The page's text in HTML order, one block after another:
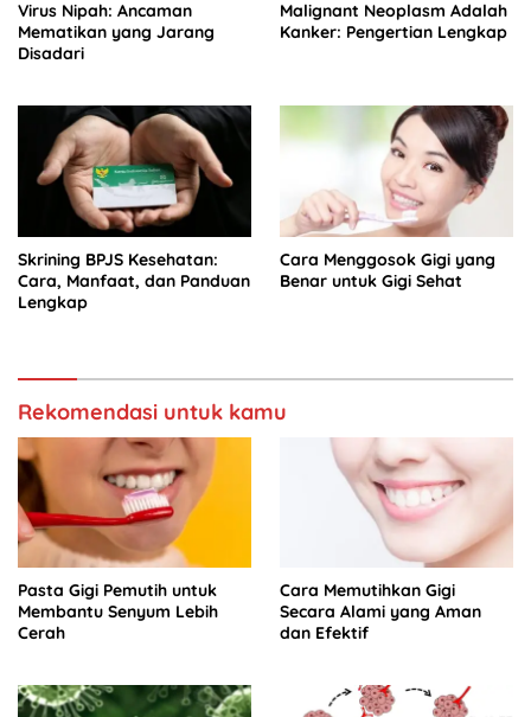
Virus Nipah: Ancaman
Mematikan yang Jarang
Disadari
Malignant Neoplasm Adalah
Kanker: Pengertian Lengkap
Skrining BPJS Kesehatan:
Cara, Manfaat, dan Panduan
Lengkap
Cara Menggosok Gigi yang
Benar untuk Gigi Sehat
Rekomendasi untuk kamu
Pasta Gigi Pemutih untuk
Membantu Senyum Lebih
Cerah
Cara Memutihkan Gigi
Secara Alami yang Aman
dan Efektif